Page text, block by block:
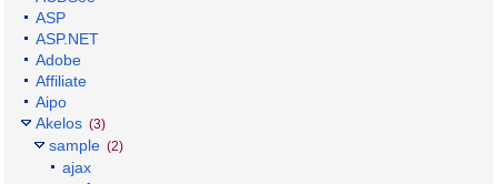
ASP
ASP.NET
Adobe
Affiliate
Aipo
Akelos (3)
sample (2)
ajax